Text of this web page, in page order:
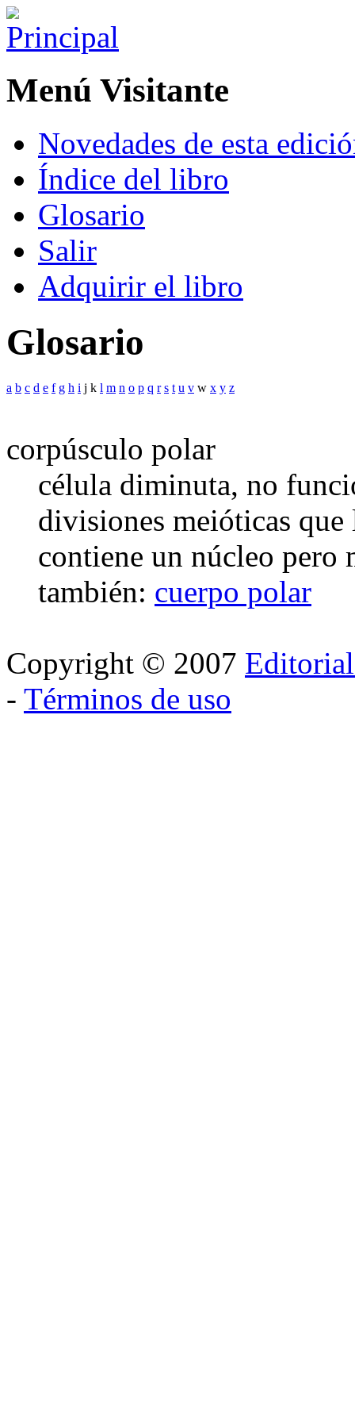
Menú Visitante
Novedades de esta
Índice del libro
Glosario
Salir
Adquirir el libro
Glosario
a b c d e f g h i j k l m n o p q r s t u v w x y z
corpúsculo polar
célula diminuta, no
divisiones meióticas
contiene un núcleo pero
también: cuerpo polar
Copyright © 2007
- Términos de uso